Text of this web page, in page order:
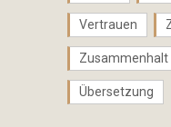
Vertrauen
Zusammenhalt
Übersetzung